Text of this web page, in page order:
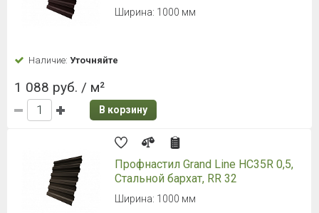
Ширина: 1000 мм
Наличие: Уточняйте
1 088 руб. / м²
В корзину
Профнастил Grand Line HC35R 0,5,
Стальной бархат, RR 32
Ширина: 1000 мм